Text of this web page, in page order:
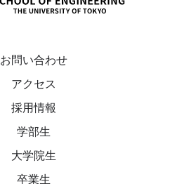
お問い合わせ
アクセス
採用情報
学部生
大学院生
卒業生